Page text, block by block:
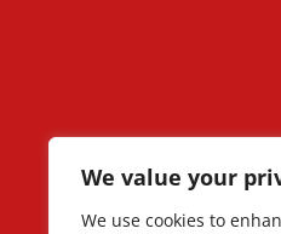
We value your
We use cookies to